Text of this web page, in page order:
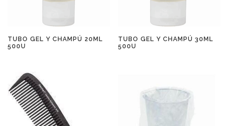
TUBO GEL Y CHAMPÚ 20ML
500U
TUBO GEL Y CHAMPÚ 30ML
500U